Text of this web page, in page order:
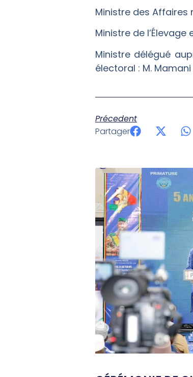
Ministre des Affaires
Ministre de l’Élevage
Ministre délégué
électoral : M.
Précedent
Partager